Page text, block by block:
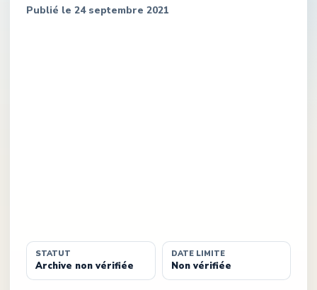
Publié le 24 septembre 2021
STATUT
Archive non vérifiée
DATE LIMITE
Non vérifiée